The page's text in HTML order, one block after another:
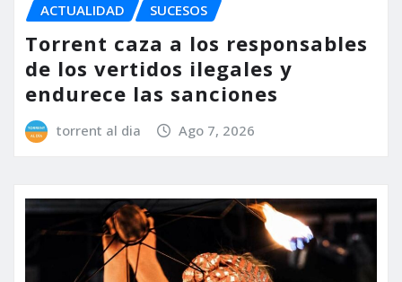
ACTUALIDAD SUCESOS
Torrent caza a los responsables
de los vertidos ilegales y
endurece las sanciones
torrent al dia Ago 7, 2026